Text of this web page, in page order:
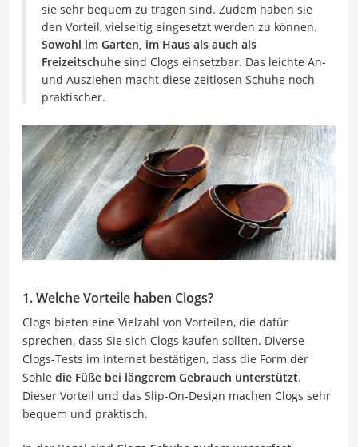
sie sehr bequem zu tragen sind. Zudem haben sie
den Vorteil, vielseitig eingesetzt werden zu können.
Sowohl im Garten, im Haus als auch als
Freizeitschuhe sind Clogs einsetzbar. Das leichte An-
und Ausziehen macht diese zeitlosen Schuhe noch
praktischer.
1. Welche Vorteile haben Clogs?
Clogs bieten eine Vielzahl von Vorteilen, die dafür
sprechen, dass Sie sich Clogs kaufen sollten. Diverse
Clogs-Tests im Internet bestätigen, dass die Form der
Sohle die Füße bei längerem Gebrauch unterstützt.
Dieser Vorteil und das Slip-On-Design machen Clogs sehr
bequem und praktisch.